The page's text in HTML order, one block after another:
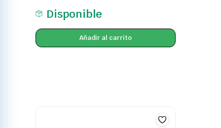
Disponible
Añadir al carrito